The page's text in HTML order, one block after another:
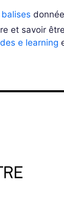
et savoir
e learning